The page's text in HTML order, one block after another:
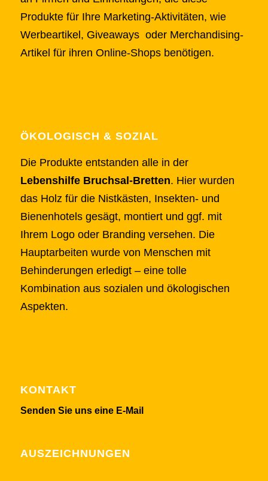
Produkte für Ihre Marketing-Aktivitäten, wie
Werbeartikel, Giveaways oder Merchandising-
Artikel für ihren Online-Shops benötigen.
ÖKOLOGISCH & SOZIAL
Die Produkte entstanden alle in der
Lebenshilfe Bruchsal-Bretten. Hier wurden
das Holz für die Nistkästen, Insekten- und
Bienenhotels gesägt, montiert und ggf. mit
Ihrem Logo oder Branding versehen. Die
Hauptarbeiten wurde von Menschen mit
Behinderungen erledigt – eine tolle
Kombination aus sozialen und ökologischen
Aspekten.
KONTAKT
Senden Sie uns eine E-Mail
AUSZEICHNUNGEN